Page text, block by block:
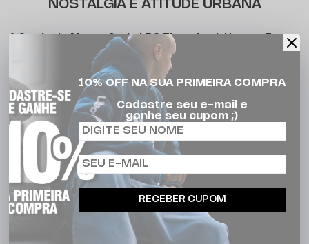
NOSTALGIA E ATITUDE URBANA
ACamiseta Manga Curta LRG Throwback Hunger Tee
carrega o DNA da rua com uma pegada nostálgica que
conversa direto com a cultura urbana. Com
básica,gola em ribana e mangas curtas, ela traz
liberdade de movimento e um visual atemporal. A
estampa em silktem visual marcante com vibe retrô,
enquanto os detalhes como asetiquetas LRG
personalizadasreforçam o lifestyle original da marca.
Produzida em
meia malha 100% algodão, a peça oferece
toque suave e respirabilidade para acompanhar você com
conforto e atitude onde for.
10% OFF NA SUA PRIMEIRA COMPRA
Cadastre seu e-mail e
ganhe seu cupom ;)
RECEBER CUPOM